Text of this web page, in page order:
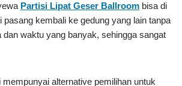
Partisi Lipat Geser Ballroom bisa di
pasang kembali ke gedung yang lain tanpa
dan waktu yang banyak, sehingga sangat
mempunyai alternative pemilihan untuk